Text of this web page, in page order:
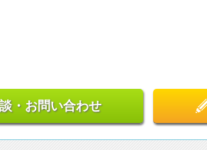
・お問い合わせ